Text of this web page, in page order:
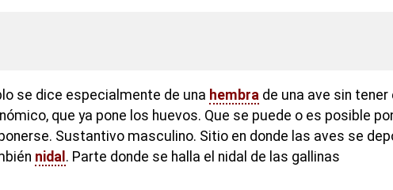
se dice especialmente de una hembra de una ave sin
que ya pone los huevos. Que se puede o es posible
Sustantivo masculino. Sitio en donde las aves se
nidal . Parte donde se halla el nidal de las gallinas